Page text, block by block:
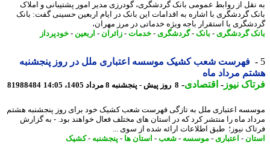
از روابط عمومی بانک گردشگری، گودرزی مدیر امور پشتیبانی و املاک
گردشگری با اشاره به اقدامات این بانک در ایام اربعین حسینی گفت: بانک
با استقرار باجه ویژه خدماتی در مرز مهران،
گردشگری- بانک -گردشگری- خدمات-زائران- اربعین -خودپرداز
فهرست شعب کشیک موسسه اعتباری ملل در روز پنجشنبه
مرداد ماه
نیوز-اقتصادی-8 روز پیش - پنجشنبه 8 مرداد 1405، 14:05 81988484
اعتباری ملل به تازگی فهرست شعب کشیک خود برای روز پنجشنبه هشتم
ماه را منتشر کرد که در استان های مختلف فعال خواهند بود. - به گزارش
نیوز؛ طبق اطلاعات ارائه شده از سوی ...
-اعتباری- موسسه-شعب-استان ها- پنجشنبه-کشیک